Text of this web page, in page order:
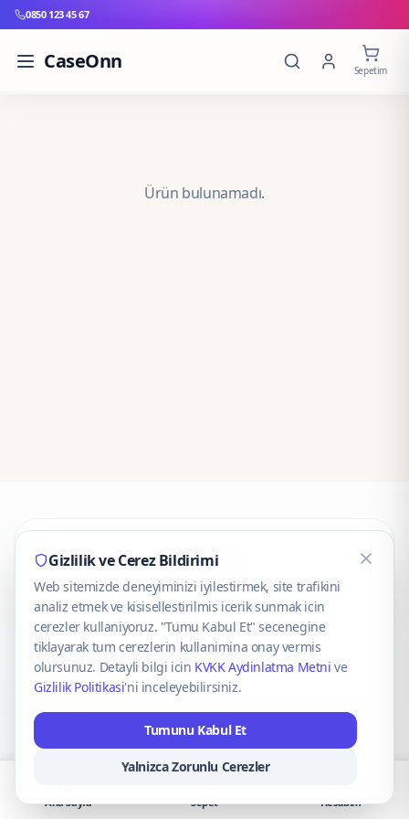
0850 123 45 67
CaseOnn Sepetim
Ürün bulunamadı.
CaseOnn
© 2025 CaseOnn. Tüm hakları saklıdır.
VISA Mastercard
Gizlilik ve Cerez Bildirimi
Web sitemizde deneyiminizi iyilestirmek, site trafikini
analiz etmek ve kisisellestirilmis icerik sunmak icin
cerezler kullaniyoruz. "Tumu Kabul Et" secenegine
tiklayarak tum cerezlerin kullanimina onay vermis
olursunuz. Detayli bilgi icin KVKK Aydinlatma Metni ve
Gizlilik Politikasi'ni inceleyebilirsiniz.
Tumunu Kabul Et
Yalnizca Zorunlu Cerezler
Ana Sayfa Sepet Hesabım